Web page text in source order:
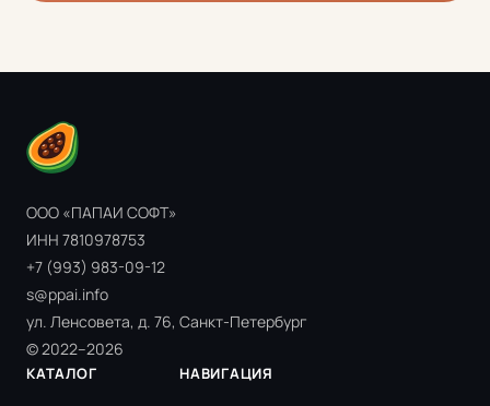
ООО «ПАПАИ СОФТ»
ИНН 7810978753
+7 (993) 983-09-12
s@ppai.info
ул. Ленсовета, д. 76, Санкт-Петербург
© 2022–2026
КАТАЛОГ НАВИГАЦИЯ